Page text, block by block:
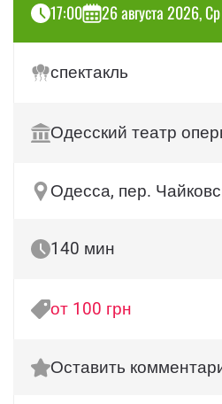
17:00 26 августа 2026, Ср
спектакль
Одесский театр
Одесса, пер.
140 мин
от 100 грн
Оставить